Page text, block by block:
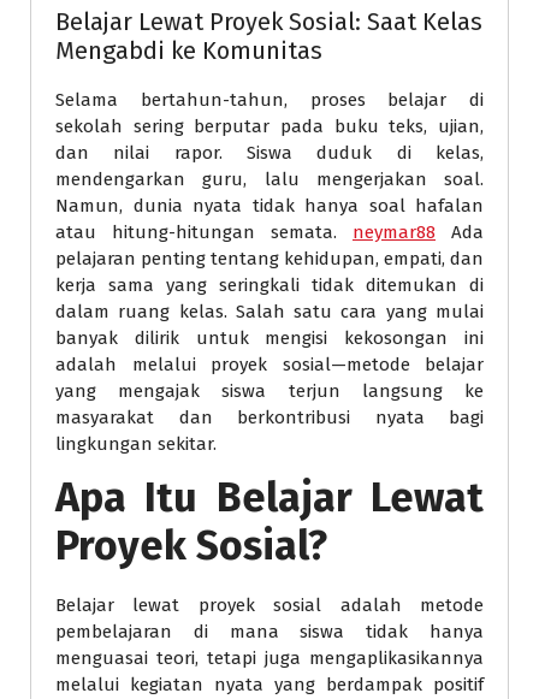
Belajar Lewat Proyek Sosial: Saat Kelas
Mengabdi ke Komunitas
Selama bertahun-tahun, proses belajar di
sekolah sering berputar pada buku teks, ujian,
dan nilai rapor. Siswa duduk di kelas,
mendengarkan guru, lalu mengerjakan soal.
Namun, dunia nyata tidak hanya soal hafalan
atau hitung-hitungan semata. neymar88 Ada
pelajaran penting tentang kehidupan, empati, dan
kerja sama yang seringkali tidak ditemukan di
dalam ruang kelas. Salah satu cara yang mulai
banyak dilirik untuk mengisi kekosongan ini
adalah melalui proyek sosial—metode belajar
yang mengajak siswa terjun langsung ke
masyarakat dan berkontribusi nyata bagi
lingkungan sekitar.
Apa Itu Belajar Lewat
Proyek Sosial?
Belajar lewat proyek sosial adalah metode
pembelajaran di mana siswa tidak hanya
menguasai teori, tetapi juga mengaplikasikannya
melalui kegiatan nyata yang berdampak positif